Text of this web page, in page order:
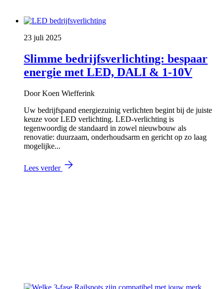
23 juli 2025
Slimme bedrijfsverlichting: bespaar
energie met LED, DALI & 1-10V
Door Koen Wiefferink
Uw bedrijfspand energiezuinig verlichten begint bij de juiste
keuze voor LED verlichting. LED-verlichting is
tegenwoordig de standaard in zowel nieuwbouw als
renovatie: duurzaam, onderhoudsarm en gericht op zo laag
mogelijke...
Lees verder